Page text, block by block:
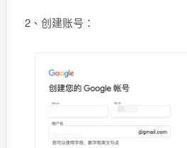
2、创建账号：